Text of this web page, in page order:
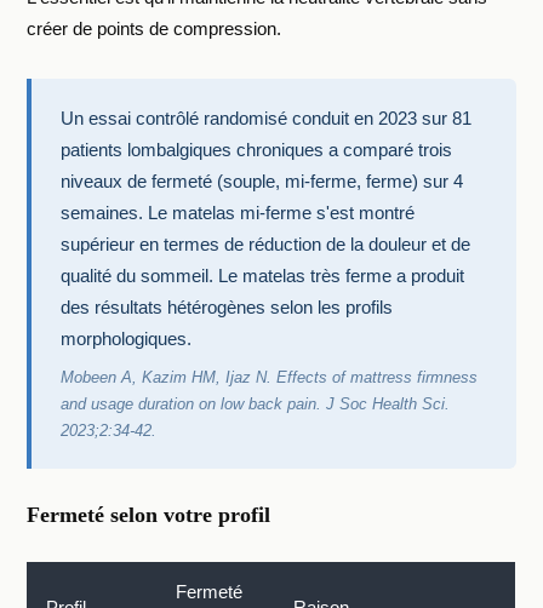
créer de points de compression.
Un essai contrôlé randomisé conduit en 2023 sur 81
patients lombalgiques chroniques a comparé trois
niveaux de fermeté (souple, mi-ferme, ferme) sur 4
semaines. Le matelas mi-ferme s'est montré
supérieur en termes de réduction de la douleur et de
qualité du sommeil. Le matelas très ferme a produit
des résultats hétérogènes selon les profils
morphologiques.
Mobeen A, Kazim HM, Ijaz N.Effects of mattress firmness
and usage duration on low back pain. J Soc Health Sci.
2023;2:34-42.
Fermeté selon votre profil
Fermeté